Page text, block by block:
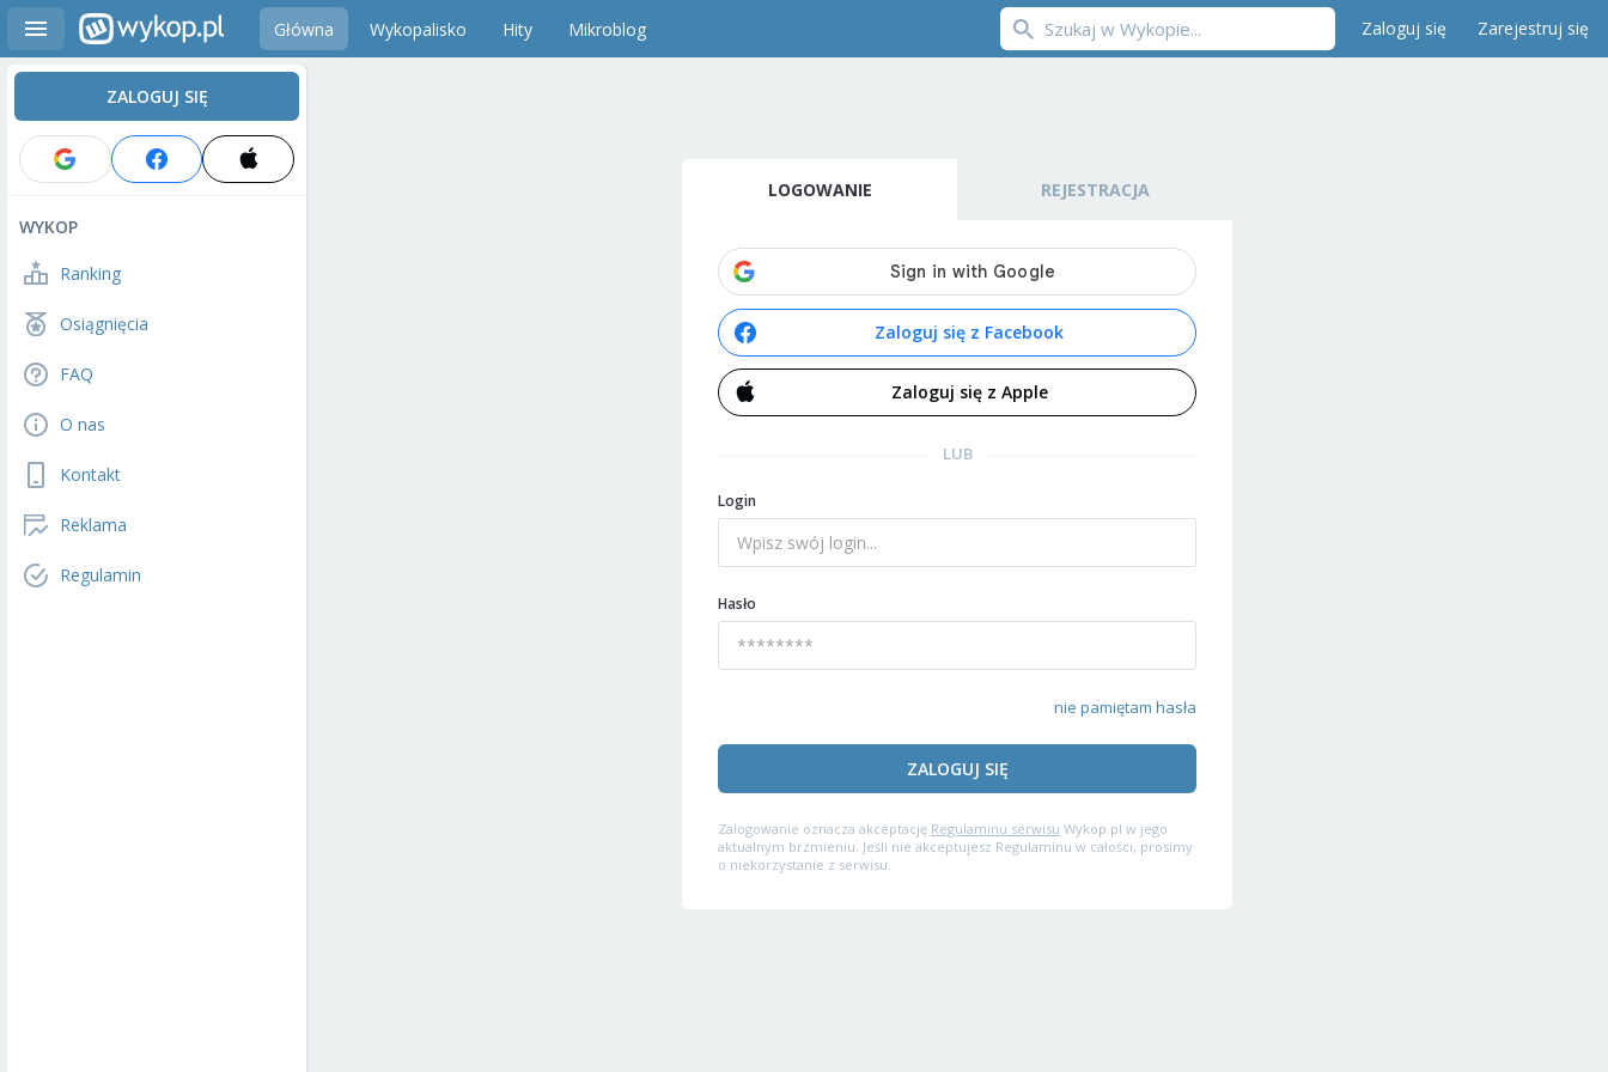
Główna Wykopalisko Hity Mikroblog Zaloguj się Zarejestruj się
ZALOGUJ SIĘ
WYKOP
Ranking
Osiągnięcia
FAQ
O nas
Kontakt
Reklama
Regulamin
LOGOWANIE REJESTRACJA
Zaloguj się z Facebook
Zaloguj się z Apple
LUB
Login
Hasło
nie pamiętam hasła
ZALOGUJ SIĘ
Zalogowanie oznacza akceptację Regulaminu serwisu Wykop.pl w jego
aktualnym brzmieniu. Jeśli nie akceptujesz Regulaminu w całości, prosimy
o niekorzystanie z serwisu.